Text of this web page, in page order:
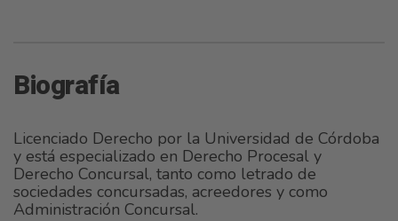
Biografía
Licenciado Derecho por la Universidad de Córdoba
y está especializado en Derecho Procesal y
Derecho Concursal, tanto como letrado de
sociedades concursadas, acreedores y como
Administración Concursal.